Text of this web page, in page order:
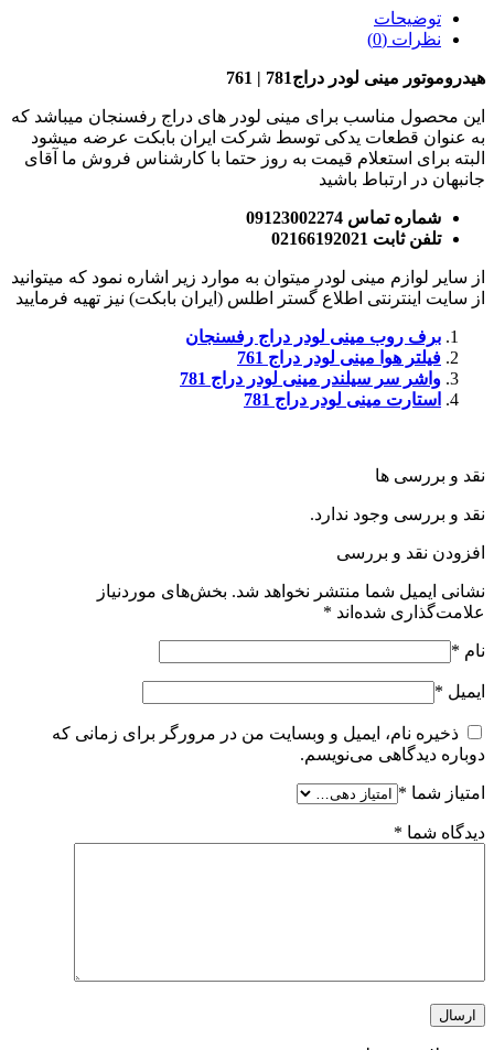
توضیحات
نظرات (0)
هیدروموتور مینی لودر دراج781 | 761
این محصول مناسب برای مینی لودر های دراج رفسنجان میباشد که
به عنوان قطعات یدکی توسط شرکت ایران بابکت عرضه میشود
البته برای استعلام قیمت به روز حتما با کارشناس فروش ما آقای
جانبهان در ارتباط باشید
شماره تماس 09123002274
تلفن ثابت 02166192021
از سایر لوازم مینی لودر میتوان به موارد زیر اشاره نمود که میتوانید
از سایت اینترنتی اطلاع گستر اطلس (ایران بابکت) نیز تهیه فرمایید
برف روب مینی لودر دراج رفسنجان
فیلتر هوا مینی لودر دراج 761
واشر سر سیلندر مینی لودر دراج 781
استارت مینی لودر دراج 781
نقد و بررسی ها
نقد و بررسی وجود ندارد.
افزودن نقد و بررسی
نشانی ایمیل شما منتشر نخواهد شد. بخش‌های موردنیاز
علامت‌گذاری شده‌اند *
نام *
ایمیل *
ذخیره نام، ایمیل و وبسایت من در مرورگر برای زمانی که
دوباره دیدگاهی می‌نویسم.
امتیاز شما *
دیدگاه شما *